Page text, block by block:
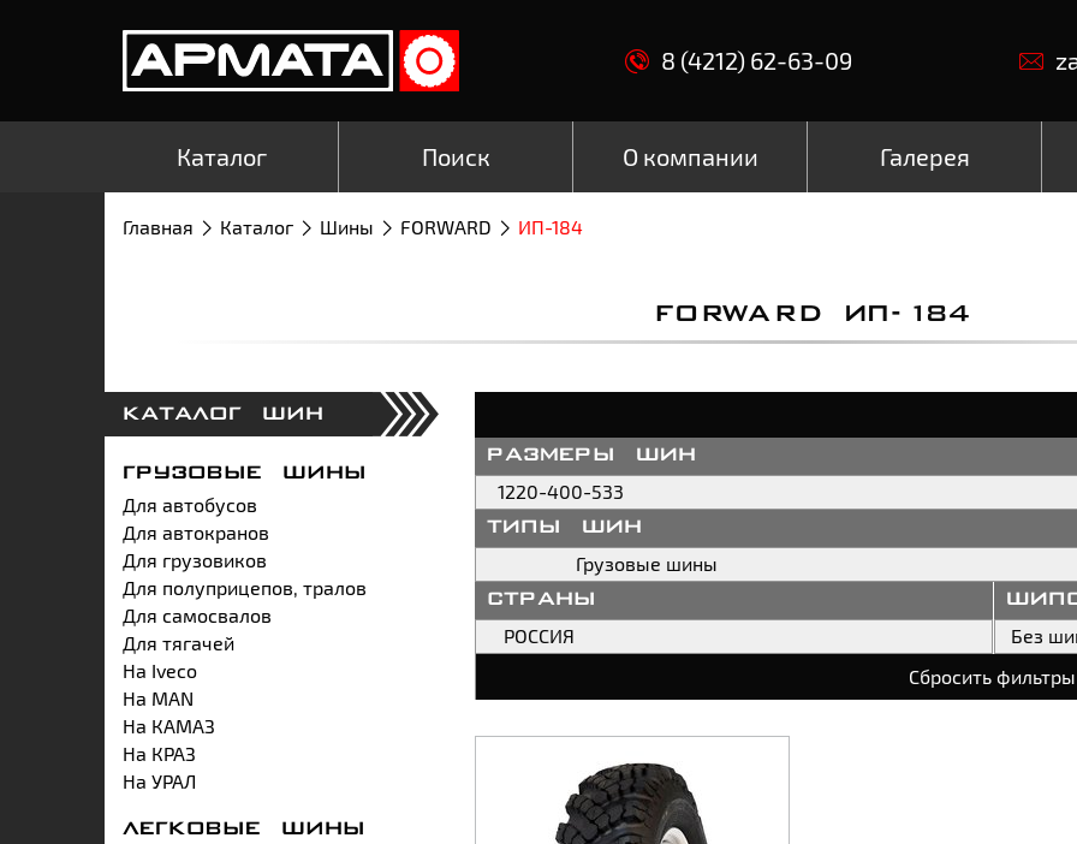
8 (4212) 62-63-09
Каталог Поиск О компании Галерея
Главная Каталог Шины FORWARD ИП-184
FORWARD ИП-184
КАТАЛОГ ШИН
ГРУЗОВЫЕ ШИНЫ
Для автобусов
Для автокранов
Для грузовиков
Для полуприцепов, тралов
Для самосвалов
Для тягачей
На Iveco
На MAN
На КАМАЗ
На КРАЗ
На УРАЛ
ЛЕГКОВЫЕ ШИНЫ
размеры шин
1220-400-533
типы шин
Грузовые шины
страны
РОССИЯ
Без
Сбросить фильтры